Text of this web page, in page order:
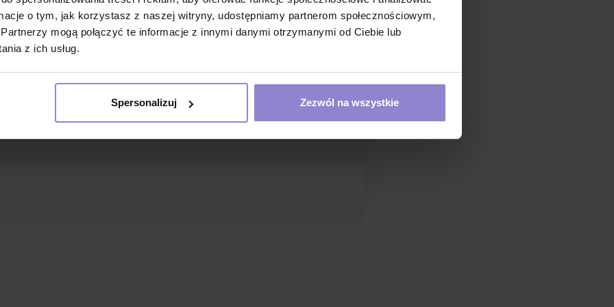
o tym, jak korzystasz z naszej witryny, udostępniamy partnerom społecznościowym,
mogą połączyć te informacje z innymi danymi otrzymanymi od Ciebie lub
z ich usług.
Spersonalizuj Zezwól na wszystkie